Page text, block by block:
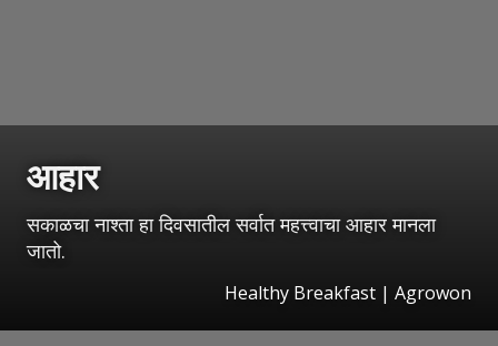
आहार
सकाळचा नाश्ता हा दिवसातील सर्वात महत्त्वाचा आहार मानला
जातो.
Healthy Breakfast | Agrowon